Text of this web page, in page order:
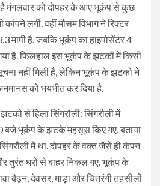
है मंगलवार को दोपहर के आए भूकंप से कुछ
कांपने लगी. वहीं मौसम विभाग ने रिक्टर
मापी है. जबकि भूकंप का हाइपोसेंटर 4
गया है. फिलहाल इस भूकंप के झटकों में किसी
नहीं मिली है, लेकिन भूकंप के झटको ने
को भयभीत कर दिया है.
से हिला सिंगरौली: सिंगरौली में
बजे भूकंप के झटके महसूस किए गए. बताया
में था. दोपहर के वक्त जैसे ही कंपन
तुरंत घरों से बाहर निकल गए. भूकंप के
बैढ़न, देवसर, माड़ा और चितरंगी तहसीलों